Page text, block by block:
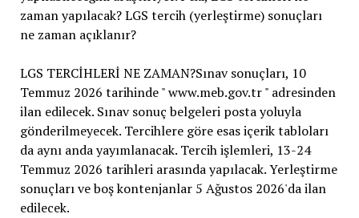
zaman yapılacak? LGS tercih (yerleştirme) sonuçları
ne zaman açıklanır?
LGS TERCİHLERİ NE ZAMAN?Sınav sonuçları, 10
Temmuz 2026 tarihinde " www.meb.gov.tr " adresinden
ilan edilecek. Sınav sonuç belgeleri posta yoluyla
gönderilmeyecek. Tercihlere göre esas içerik tabloları
da aynı anda yayımlanacak. Tercih işlemleri, 13-24
Temmuz 2026 tarihleri ​​arasında yapılacak. Yerleştirme
sonuçları ve boş kontenjanlar 5 Ağustos 2026'da ilan
edilecek.